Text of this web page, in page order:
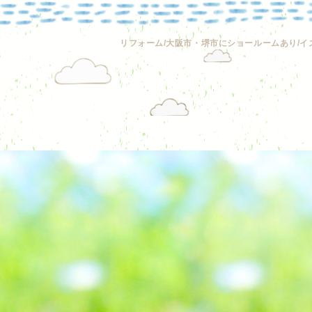
リフォーム/大阪市・堺市にショールームあり/イ